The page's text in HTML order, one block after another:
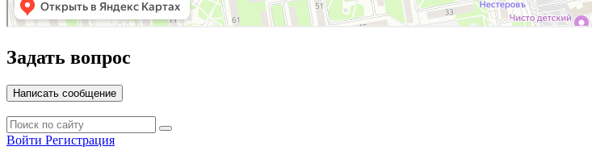
Задать вопрос
Написать сообщение
Войти Регистрация